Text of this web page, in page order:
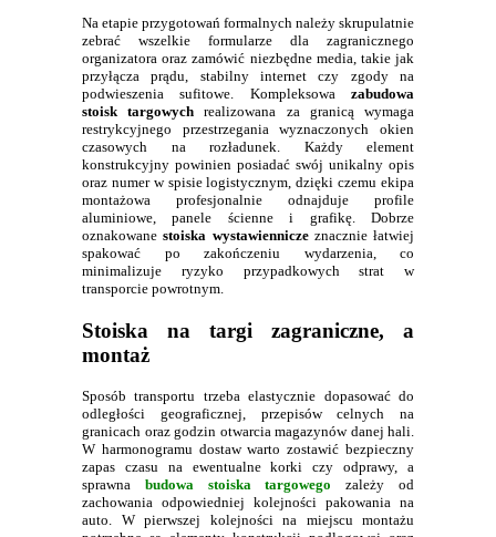
Na etapie przygotowań formalnych należy skrupulatnie
zebrać wszelkie formularze dla zagranicznego
organizatora oraz zamówić niezbędne media, takie jak
przyłącza prądu, stabilny internet czy zgody na
podwieszenia sufitowe. Kompleksowa zabudowa
stoisk targowych realizowana za granicą wymaga
restrykcyjnego przestrzegania wyznaczonych okien
czasowych na rozładunek. Każdy element
konstrukcyjny powinien posiadać swój unikalny opis
oraz numer w spisie logistycznym, dzięki czemu ekipa
montażowa profesjonalnie odnajduje profile
aluminiowe, panele ścienne i grafikę. Dobrze
oznakowanestoiska wystawienniczeznacznie łatwiej
spakować po zakończeniu wydarzenia, co
minimalizuje ryzyko przypadkowych strat w
transporcie powrotnym.
Stoiska na targi zagraniczne, a
montaż
Sposób transportu trzeba elastycznie dopasować do
odległości geograficznej, przepisów celnych na
granicach oraz godzin otwarcia magazynów danej hali.
W harmonogramu dostaw warto zostawić bezpieczny
zapas czasu na ewentualne korki czy odprawy, a
sprawna budowa stoiska targowego zależy od
zachowania odpowiedniej kolejności pakowania na
auto. W pierwszej kolejności na miejscu montażu